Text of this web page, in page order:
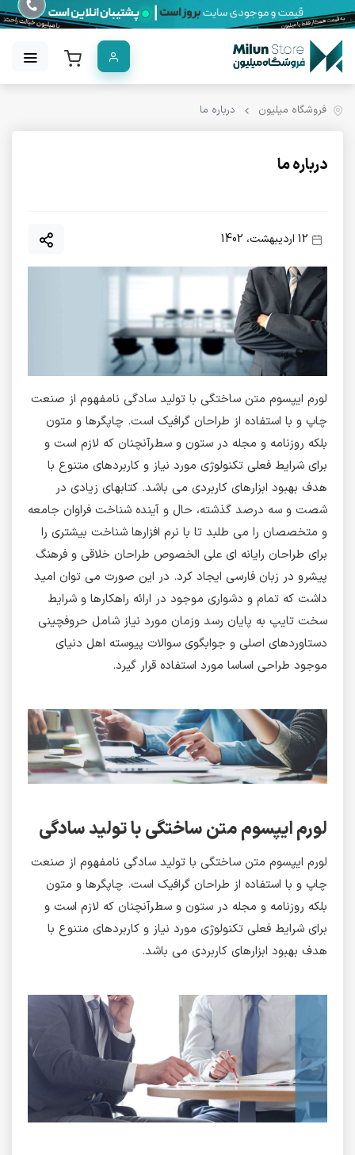
فروشگاه میلیون درباره ما
درباره ما
12 اردیبهشت، 1402
لورم ایپسوم متن ساختگی با تولید سادگی نامفهوم از صنعت
چاپ و با استفاده از طراحان گرافیک است. چاپگرها و متون
بلکه روزنامه و مجله در ستون و سطرآنچنان که لازم است و
برای شرایط فعلی تکنولوژی مورد نیاز و کاربردهای متنوع با
هدف بهبود ابزارهای کاربردی می باشد. کتابهای زیادی در
شصت و سه درصد گذشته، حال و آینده شناخت فراوان جامعه
و متخصصان را می طلبد تا با نرم افزارها شناخت بیشتری را
برای طراحان رایانه ای علی الخصوص طراحان خلاقی و فرهنگ
پیشرو در زبان فارسی ایجاد کرد. در این صورت می توان امید
داشت که تمام و دشواری موجود در ارائه راهکارها و شرایط
سخت تایپ به پایان رسد وزمان مورد نیاز شامل حروفچینی
دستاوردهای اصلی و جوابگوی سوالات پیوسته اهل دنیای
موجود طراحی اساسا مورد استفاده قرار گیرد.
لورم ایپسوم متن ساختگی با تولید سادگی
لورم ایپسوم متن ساختگی با تولید سادگی نامفهوم از صنعت
چاپ و با استفاده از طراحان گرافیک است. چاپگرها و متون
بلکه روزنامه و مجله در ستون و سطرآنچنان که لازم است و
برای شرایط فعلی تکنولوژی مورد نیاز و کاربردهای متنوع با
هدف بهبود ابزارهای کاربردی می باشد.